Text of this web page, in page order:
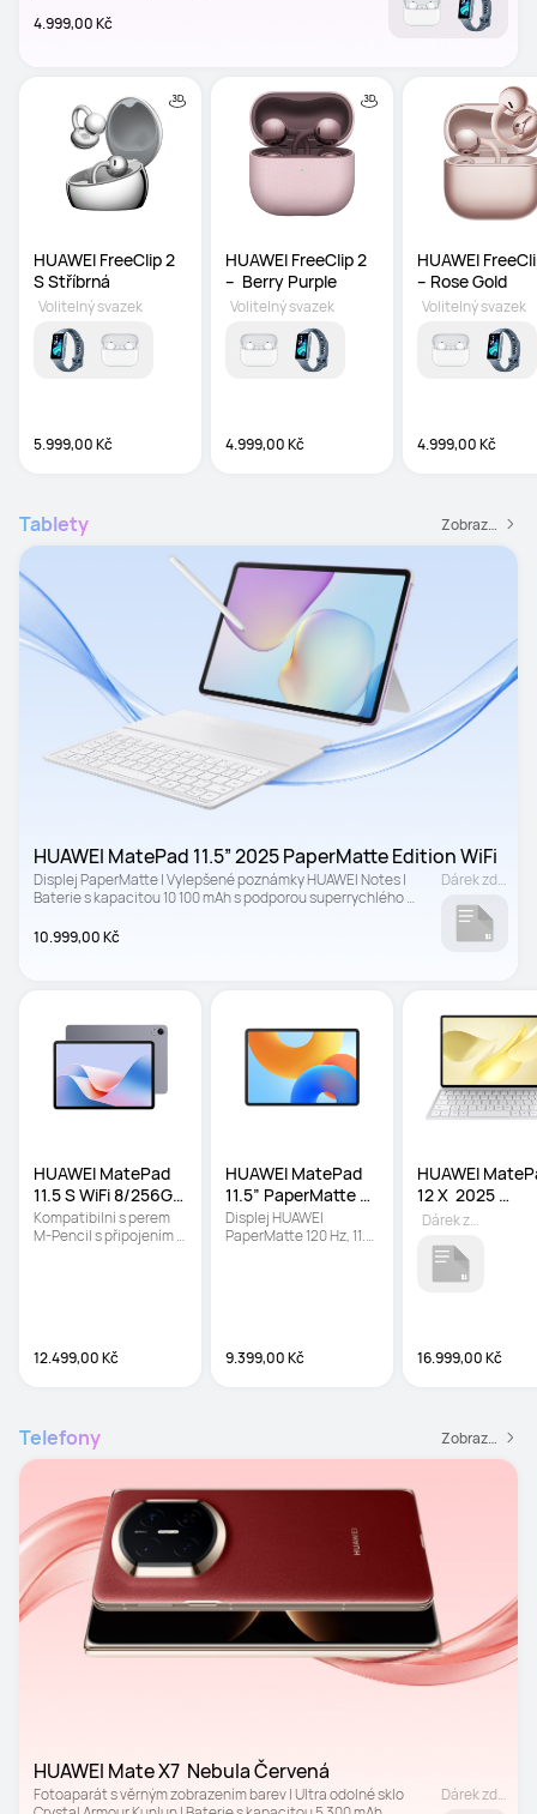
4.999,00 Kč
HUAWEI FreeClip 2
S Stříbrná
5.999,00 Kč
Volitelný svazek
HUAWEI FreeClip 2
–  Berry Purple
4.999,00 Kč
Volitelný svazek
HUAWEI
– Rose Gold
4.999,00 Kč
Volitelný svazek
Tablety Zobrazit všechny tablety
HUAWEI MatePad 11.5” 2025 PaperMatte Edition WiFi
Displej PaperMatte | Vylepšené poznámky HUAWEI Notes |
Baterie s kapacitou 10 100 mAh s podporou superrychlého
10.999,00 Kč
Dárek zdarma
HUAWEI MatePad
11.5 S WiFi 8/256GB
Šedý NEW
Kompatibilní s perem
M-Pencil s připojením
12.499,00 Kč
HUAWEI MatePad
11.5” PaperMatte
Edition WiFi
Displej HUAWEI
PaperMatte 120 Hz, 11.5"
9.399,00 Kč
HUAWEI
12 X  2025
PaperMatte
16.999,00 Kč
Dárek zdarma
Telefony Zobrazit všechny telefony
HUAWEI Mate X7  Nebula Červená
Fotoaparát s věrným zobrazením barev | Ultra odolné sklo
Dárek zdarma